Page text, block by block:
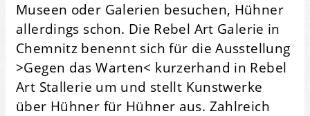
Museen oder Galerien besuchen, Hühner
allerdings schon. Die Rebel Art Galerie in
Chemnitz benennt sich für die Ausstellung
>Gegen das Warten< kurzerhand in Rebel
Art Stallerie um und stellt Kunstwerke
über Hühner für Hühner aus. Zahlreich